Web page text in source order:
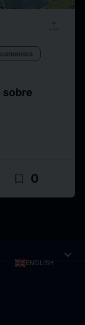
upload
sobre
bookmark_border 0
ENGLISH expand_more